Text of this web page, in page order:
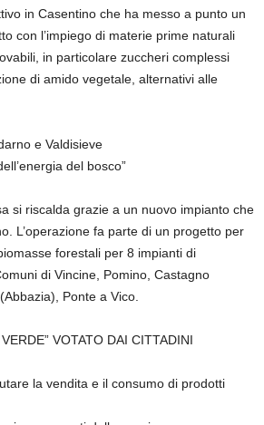
in Casentino che ha messo a punto un
con l’impiego di materie prime naturali
in particolare zuccheri complessi
di amido vegetale, alternativi alle
e Valdisieve
del bosco”
si riscalda grazie a un nuovo impianto che
L’operazione fa parte di un progetto per
forestali per 8 impianti di
di Vincine, Pomino, Castagno
Ponte a Vico.
VOTATO DAI CITTADINI
la vendita e il consumo di prodotti